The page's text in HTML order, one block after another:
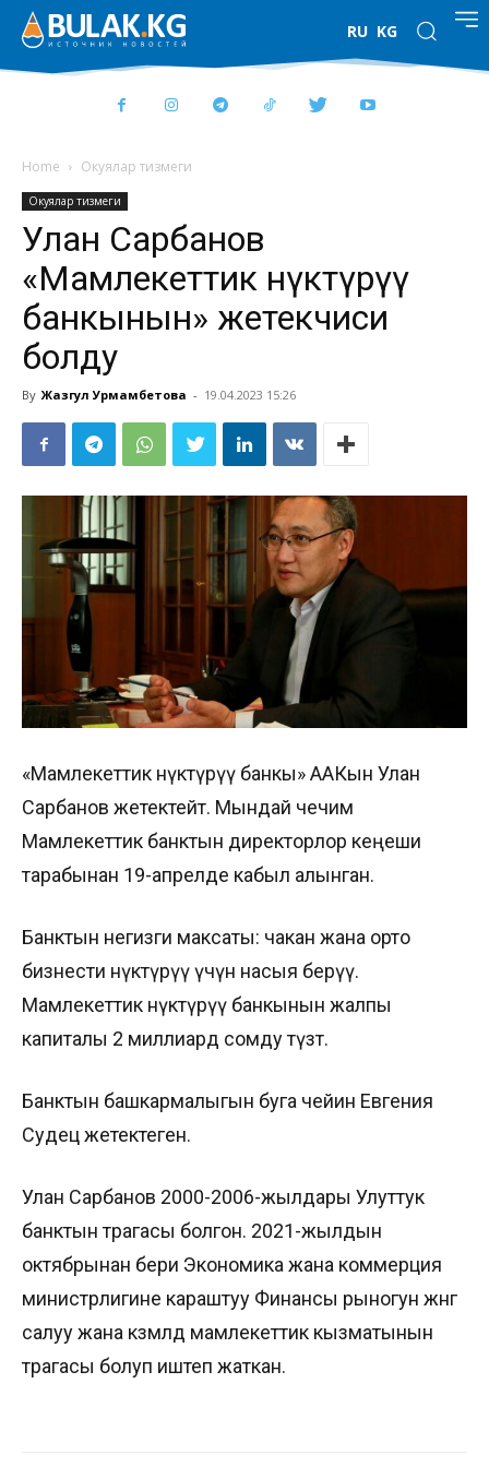
RU KG
Home Окуялар тизмеги
Окуялар тизмеги
Улан Сарбанов
«Мамлекеттик өнүктүрүү
банкынын» жетекчиси
болду
By Жазгул Урмамбетова - 19.04.2023 15:26
«Мамлекеттик өнүктүрүү банкы» ААКын Улан
Сарбанов жетектейт. Мындай чечим
Мамлекеттик банктын директорлор кеңеши
тарабынан 19-апрелде кабыл алынган.
Банктын негизги максаты: чакан жана орто
бизнести өнүктүрүү үчүн насыя берүү.
Мамлекеттик өнүктүрүү банкынын жалпы
капиталы 2 миллиард сомду түзөт.
Банктын башкармалыгын буга чейин Евгения
Судец жетектеген.
Улан Сарбанов 2000-2006-жылдары Улуттук
банктын төрагасы болгон. 2021-жылдын
октябрынан бери Экономика жана коммерция
министрлигине караштуу Финансы рыногун жөнгө
салуу жана көзөмөлдөө мамлекеттик кызматынын
төрагасы болуп иштеп жаткан.